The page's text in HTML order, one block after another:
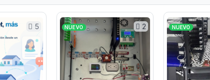
5 2
NUEVO NUEVO